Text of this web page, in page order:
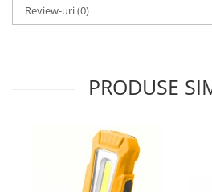
Review-uri(0)
PRODUSE